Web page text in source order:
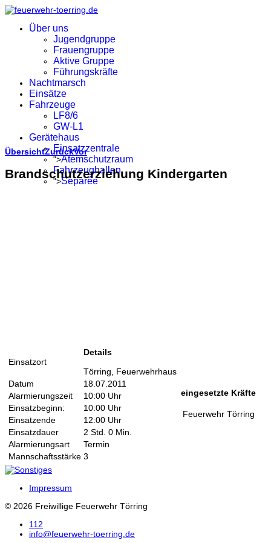
Über uns
Jugendgruppe
Frauengruppe
Aktive Gruppe
Führungskräfte
Nachtmarsch
Einsätze
Fahrzeuge
LF8/6
GW-L1
Gerätehaus
Einsatzzentrale
">Atemschutzraum
Fahrzeughallen
">Separée
ÜbersichtZurückVor
Brandschutzerziehung Kindergarten
Einsatzort
Details
Törring, Feuerwehrhaus
Datum
18.07.2011
Alarmierungszeit
10:00 Uhr
Einsatzbeginn:
10:00 Uhr
Einsatzende
12:00 Uhr
Einsatzdauer
2 Std. 0 Min.
Alarmierungsart
Termin
Mannschaftsstärke 3
eingesetzte Kräfte
Feuerwehr Törring
Impressum
© 2026 Freiwillige Feuerwehr Törring
112
info@feuerwehr-toerring.de